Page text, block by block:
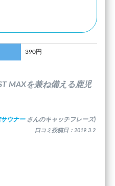
390円
MAXを兼ね備える鹿児
ウナー さんのキャッチフレーズ)
口コミ投稿日：2019.3.2